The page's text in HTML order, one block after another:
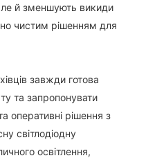
й зменшують викиди
чистим рішенням для
завжди готова
та запропонувати
оперативні рішення з
світлодіодну
освітлення,